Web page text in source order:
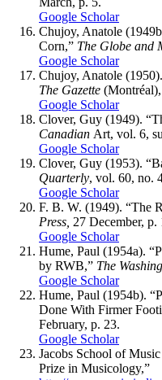
Google Scholar
Chujoy, Anatole
Corn,” The Globe and
Google Scholar
Chujoy, Anatole
The Gazette
Google Scholar
Clover, Guy (1949).
Canadian Art, vol. 6,
Google Scholar
Clover, Guy (1953).
Quarterly, vol. 60, no.
Google Scholar
F. B. W. (1949). “The
Press, 27 December, p.
Google Scholar
Hume, Paul (1954a).
by RWB,” The
Google Scholar
Hume, Paul (1954b).
Done With Firmer
February, p. 23.
Google Scholar
Jacobs School of Music
Prize in Musicology,”